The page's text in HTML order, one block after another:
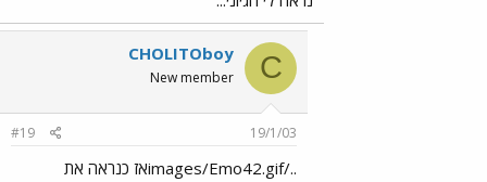
C
CHOLITOboy
New member
19/1/03
#19
../images/Emo42.gifאז כנראה את